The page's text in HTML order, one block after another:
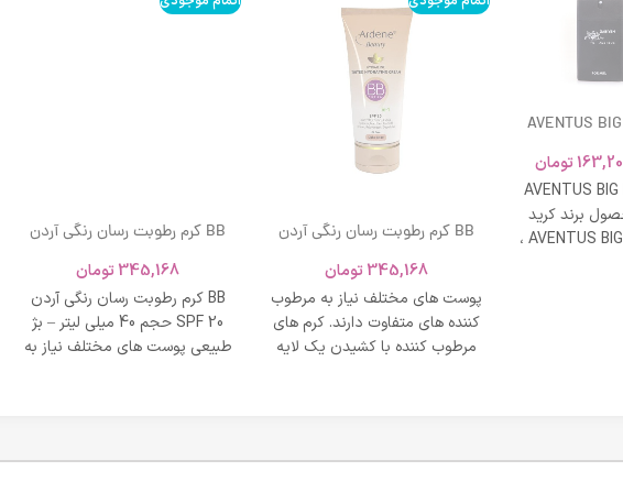
AVENTUS
تومان
AVENTUS
برند کرید
ادکلن AVENTUS BIG MODERN ،
BB کرم رطوبت رسان رنگی آردن
روشن
345,168تومان
پوست های مختلف نیاز به مرطوب
کننده های متفاوت دارند. کرم های
مرطوب کننده با کشیدن یک لایه
BB کرم رطوبت رسان رنگی آردن
طبیعی
345,168تومان
BB کرم رطوبت رسان رنگی آردن
SPF 20 حجم 40 میلی لیتر – بژ
طبیعی پوست های مختلف نیاز به